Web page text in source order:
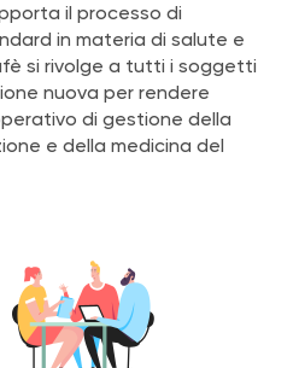
il processo di
in materia di salute e
si rivolge a tutti i soggetti
nuova per rendere
di gestione della
e della medicina del